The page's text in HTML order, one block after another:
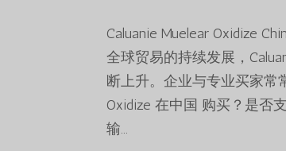
Caluanie Muelear Oxidize
全球贸易的持续发展，
断上升。企业与专业买家常
Oxidize 在中国 购买？是否
输...